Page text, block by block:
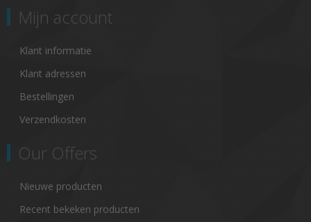
Mijn account
Klant informatie
Klant adressen
Bestellingen
Verzendkosten
Our Offers
Nieuwe producten
Recent bekeken producten